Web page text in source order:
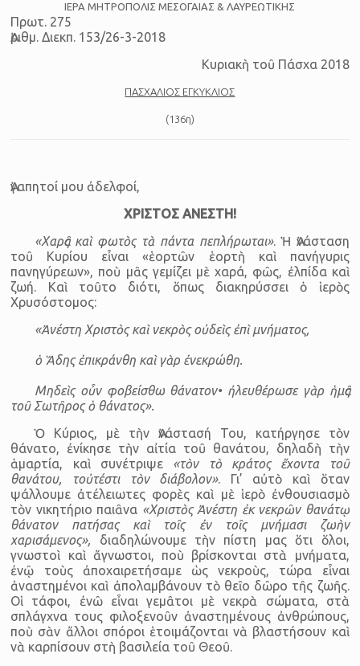
ΙΕΡΑ ΜΗΤΡΟΠΟΛΙΣ ΜΕΣΟΓΑΙΑΣ & ΛΑΥΡΕΩΤΙΚΗΣ
Πρωτ. 275
Ἀριθμ. Διεκπ. 153/26-3-2018
Κυριακὴ τοῦ Πάσχα 2018
ΠΑΣΧΑΛΙΟΣ ΕΓΚΥΚΛΙΟΣ
(136η)
Ἀγαπητοί μου ἀδελφοί,
ΧΡΙΣΤΟΣ ΑΝΕΣΤΗ!
«Χαρᾶς καὶ φωτὸς τὰ πάντα πεπλήρωται». Ἡ Ἀνάσταση
τοῦ Κυρίου εἶναι «ἑορτῶν ἑορτὴ καὶ πανήγυρις
πανηγύρεων», ποὺ μᾶς γεμίζει μὲ χαρά, φῶς, ἐλπίδα καὶ
ζωή. Καὶ τοῦτο διότι, ὅπως διακηρύσσει ὁ ἱερὸς
Χρυσόστομος:
«Ἀνέστη Χριστὸς καὶ νεκρὸς οὐδεὶς ἐπὶ μνήματος,
ὁ Ἅδης ἐπικράνθη καὶ γὰρ ἐνεκρώθη.
Μηδεὶς οὖν φοβείσθω θάνατον• ἠλευθέρωσε γὰρ ἡμᾶς
τοῦ Σωτῆρος ὁ θάνατος».
Ὁ Κύριος, μὲ τὴν Ἀνάστασή Του, κατήργησε τὸν
θάνατο, ἐνίκησε τὴν αἰτία τοῦ θανάτου, δηλαδὴ τὴν
ἁμαρτία, καὶ συνέτριψε «τὸν τὸ κράτος ἔχοντα τοῦ
θανάτου, τοὐτέστι τὸν διάβολον». Γι’ αὐτὸ καὶ ὅταν
ψάλλουμε ἀτέλειωτες φορὲς καὶ μὲ ἱερὸ ἐνθουσιασμὸ
τὸν νικητήριο παιᾶνα «Χριστὸς Ἀνέστη ἐκ νεκρῶν θανάτῳ
θάνατον πατήσας καὶ τοῖς ἐν τοῖς μνήμασι ζωὴν
χαρισάμενος», διαδηλώνουμε τὴν πίστη μας ὅτι ὅλοι,
γνωστοὶ καὶ ἄγνωστοι, ποὺ βρίσκονται στὰ μνήματα,
ἐνῷ τοὺς ἀποχαιρετήσαμε ὡς νεκροὺς, τώρα εἶναι
ἀναστημένοι καὶ ἀπολαμβάνουν τὸ θεῖο δῶρο τῆς ζωῆς.
Οἱ τάφοι, ἐνῶ εἶναι γεμᾶτοι μὲ νεκρὰ σώματα, στὰ
σπλάγχνα τους φιλοξενοῦν ἀναστημένους ἀνθρώπους,
ποὺ σὰν ἄλλοι σπόροι ἑτοιμάζονται νὰ βλαστήσουν καὶ
νὰ καρπίσουν στὴ βασιλεία τοῦ Θεοῦ.